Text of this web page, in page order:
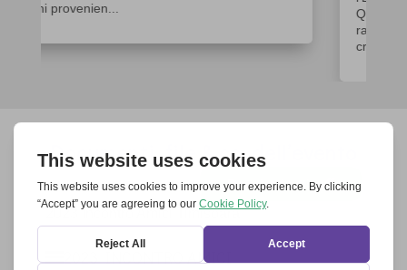
Questo incontro ha riunito 51 movimenti in
cristiane all’inte...
Documenti, file & co. dell’evento
Download tutti
2023 Incontro Amici Timisoara
2023 INCONTRO AMICI